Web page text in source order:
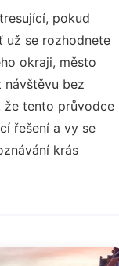
pokud
už se rozhodnete
okraji, město
návštěvu bez
že tento průvodce
řešení a vy se
krás